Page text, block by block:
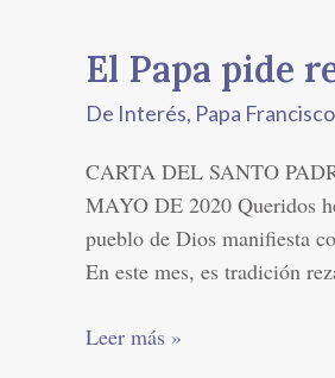
El Papa pide
De Interés, Papa Francisco
CARTA DEL SANTO
MAYO DE 2020 Queridos
pueblo de Dios manifiesta
En este mes, es tradición
pide
el
Rosario
en
casa
Leer más »